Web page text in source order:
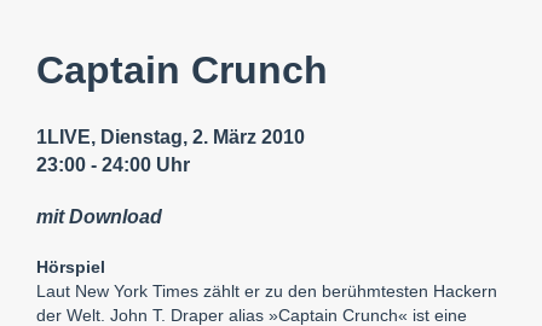
Captain Crunch
1LIVE, Dienstag, 2. März 2010
23:00 - 24:00 Uhr
mit Download
Hörspiel
Laut New York Times zählt er zu den berühmtesten Hackern
der Welt. John T. Draper alias »Captain Crunch« ist eine